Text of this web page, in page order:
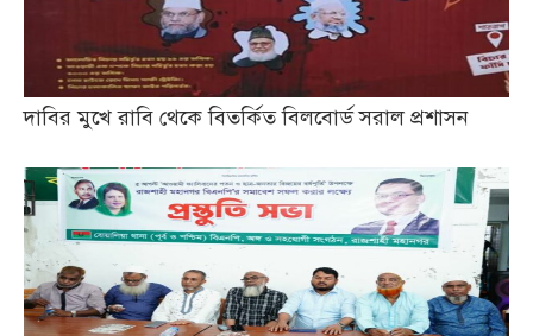
দাবির মুখে রাবি থেকে বিতর্কিত বিলবোর্ড সরাল প্রশাসন